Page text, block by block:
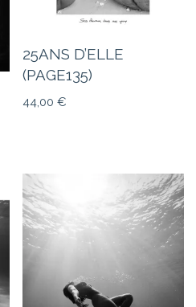
25ANS D’ELLE
(PAGE135)
44,00€